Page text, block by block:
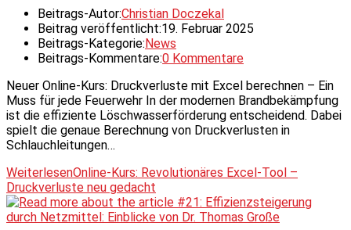
Beitrags-Autor:Christian Doczekal
Beitrag veröffentlicht:19. Februar 2025
Beitrags-Kategorie: News
Beitrags-Kommentare:0 Kommentare
Neuer Online-Kurs: Druckverluste mit Excel berechnen – Ein
Muss für jede Feuerwehr In der modernen Brandbekämpfung
ist die effiziente Löschwasserförderung entscheidend. Dabei
spielt die genaue Berechnung von Druckverlusten in
Schlauchleitungen…
WeiterlesenOnline-Kurs: Revolutionäres Excel-Tool –
Druckverluste neu gedacht